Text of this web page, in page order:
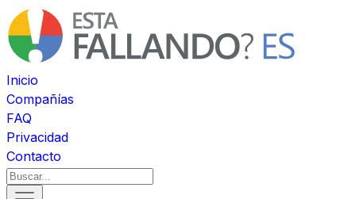
Inicio
Compañías
FAQ
Privacidad
Contacto